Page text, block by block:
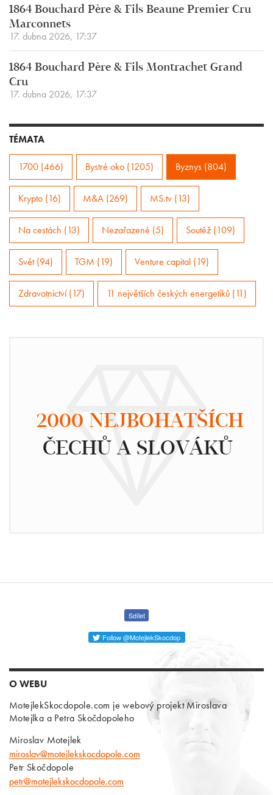
1864 Bouchard Père & Fils Beaune Premier Cru
Marconnets
17. dubna 2026, 17:37
1864 Bouchard Père & Fils Montrachet Grand
Cru
17. dubna 2026, 17:37
TÉMATA
1700 (466) Bystré oko (1205) Byznys (804)
Krypto (16) M&A (269) MS.tv (13)
Na cestách (13) Nezařazené (5) Soutěž (109)
Svět (94) TGM (19) Venture capital (19)
Zdravotnictví (17) 11 největších českých energetiků (11)
2000 NEJBOHATŠÍCH
ČECHŮ A SLOVÁKŮ
Sdílet
Follow @MotejlekSkocdop
O WEBU
MotejlekSkocdopole.com je webový projekt Miroslava
Motejlka a Petra Skočdopoleho
Miroslav Motejlek
miroslav@motejlekskocdopole.com
Petr Skočdopole
petr@motejlekskocdopole.com